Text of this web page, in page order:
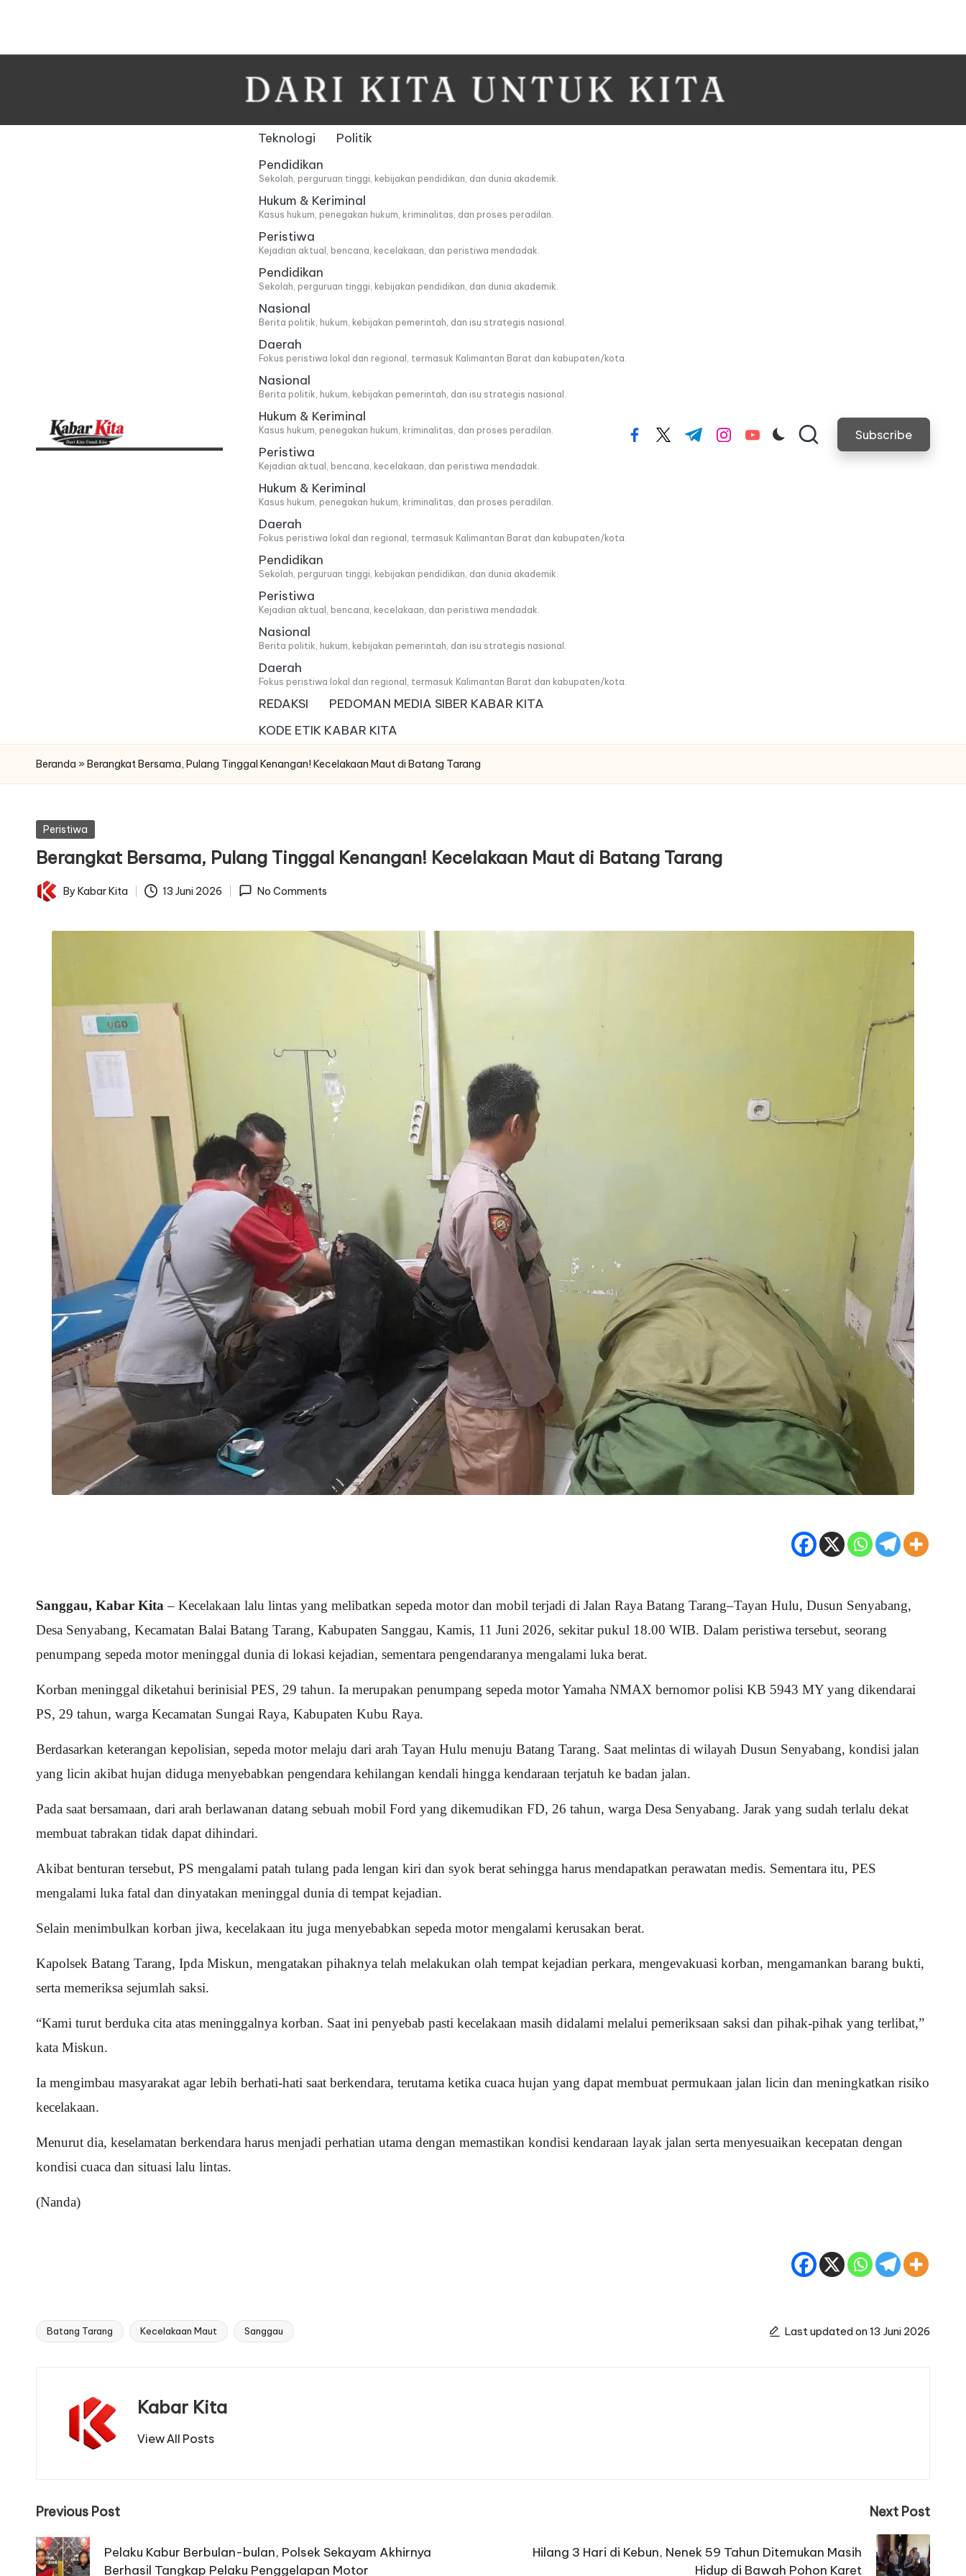
to
Teknologi
Politik
Pendidikan
Sekolah, perguruan tinggi, kebijakan pendidikan, dan dunia akademik.
Hukum & Keriminal
Kasus hukum, penegakan hukum, kriminalitas, dan proses peradilan.
Peristiwa
Kejadian aktual, bencana, kecelakaan, dan peristiwa mendadak.
Pendidikan
Sekolah, perguruan tinggi, kebijakan pendidikan, dan dunia akademik.
Nasional
Berita politik, hukum, kebijakan pemerintah, dan isu strategis nasional.
Daerah
Fokus peristiwa lokal dan regional, termasuk Kalimantan Barat dan kabupaten/kota.
Nasional
Berita politik, hukum, kebijakan pemerintah, dan isu strategis nasional.
Hukum & Keriminal
Kasus hukum, penegakan hukum, kriminalitas, dan proses peradilan.
Peristiwa
Kejadian aktual, bencana, kecelakaan, dan peristiwa mendadak.
Hukum & Keriminal
Kasus hukum, penegakan hukum, kriminalitas, dan proses peradilan.
Daerah
Fokus peristiwa lokal dan regional, termasuk Kalimantan Barat dan kabupaten/kota.
Pendidikan
Sekolah, perguruan tinggi, kebijakan pendidikan, dan dunia akademik.
Peristiwa
Kejadian aktual, bencana, kecelakaan, dan peristiwa mendadak.
Nasional
Berita politik, hukum, kebijakan pemerintah, dan isu strategis nasional.
Daerah
Fokus peristiwa lokal dan regional, termasuk Kalimantan Barat dan kabupaten/kota.
REDAKSI
PEDOMAN MEDIA SIBER KABAR KITA
KODE ETIK KABAR KITA
facebook.com
twitter.com
t.me instagram.com
youtube.com Subscribe
Beranda » Berangkat Bersama, Pulang Tinggal Kenangan! Kecelakaan Maut di Batang Tarang
Posted
Peristiwa
Berangkat Bersama, Pulang Tinggal Kenangan! Kecelakaan Maut di Batang Tarang
Posted
By Kabar Kita 13 Juni 2026 No Comments
Sanggau, Kabar Kita– Kecelakaan lalu lintas yang melibatkan sepeda motor dan mobil terjadi di Jalan Raya Batang Tarang–Tayan Hulu, Dusun Senyabang,
Desa Senyabang, Kecamatan Balai Batang Tarang, Kabupaten Sanggau, Kamis, 11 Juni 2026, sekitar pukul 18.00 WIB. Dalam peristiwa tersebut, seorang
penumpang sepeda motor meninggal dunia di lokasi kejadian, sementara pengendaranya mengalami luka berat.
Korban meninggal diketahui berinisial PES, 29 tahun. Ia merupakan penumpang sepeda motor Yamaha NMAX bernomor polisi KB 5943 MY yang dikendarai
PS, 29 tahun, warga Kecamatan Sungai Raya, Kabupaten Kubu Raya.
Berdasarkan keterangan kepolisian, sepeda motor melaju dari arah Tayan Hulu menuju Batang Tarang. Saat melintas di wilayah Dusun Senyabang, kondisi jalan
yang licin akibat hujan diduga menyebabkan pengendara kehilangan kendali hingga kendaraan terjatuh ke badan jalan.
Pada saat bersamaan, dari arah berlawanan datang sebuah mobil Ford yang dikemudikan FD, 26 tahun, warga Desa Senyabang. Jarak yang sudah terlalu dekat
membuat tabrakan tidak dapat dihindari.
Akibat benturan tersebut, PS mengalami patah tulang pada lengan kiri dan syok berat sehingga harus mendapatkan perawatan medis. Sementara itu, PES
mengalami luka fatal dan dinyatakan meninggal dunia di tempat kejadian.
Selain menimbulkan korban jiwa, kecelakaan itu juga menyebabkan sepeda motor mengalami kerusakan berat.
Kapolsek Batang Tarang, Ipda Miskun, mengatakan pihaknya telah melakukan olah tempat kejadian perkara, mengevakuasi korban, mengamankan barang bukti,
serta memeriksa sejumlah saksi.
“Kami turut berduka cita atas meninggalnya korban. Saat ini penyebab pasti kecelakaan masih didalami melalui pemeriksaan saksi dan pihak-pihak yang terlibat,”
kata Miskun.
Ia mengimbau masyarakat agar lebih berhati-hati saat berkendara, terutama ketika cuaca hujan yang dapat membuat permukaan jalan licin dan meningkatkan risiko
kecelakaan.
Menurut dia, keselamatan berkendara harus menjadi perhatian utama dengan memastikan kondisi kendaraan layak jalan serta menyesuaikan kecepatan dengan
kondisi cuaca dan situasi lalu lintas.
(Nanda)
Tags:
Batang Tarang Kecelakaan Maut Sanggau Last updated on 13 Juni 2026
Kabar Kita
View All Posts
Post
navigation
Previous Post
Pelaku Kabur Berbulan-bulan, Polsek Sekayam Akhirnya
Berhasil Tangkap Pelaku Penggelapan Motor
Next Post
Hilang 3 Hari di Kebun, Nenek 59 Tahun Ditemukan Masih
Hidup di Bawah Pohon Karet